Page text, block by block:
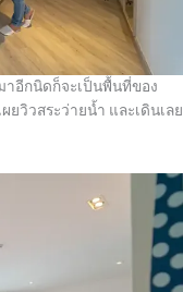
าอีกนิดก็จะเป็นพื้นที่ของ
ยวิวสระว่ายน้ำ และเดินเลย